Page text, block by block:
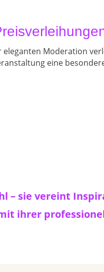
eleganten Moderation
eine
– sie vereint
ihrer